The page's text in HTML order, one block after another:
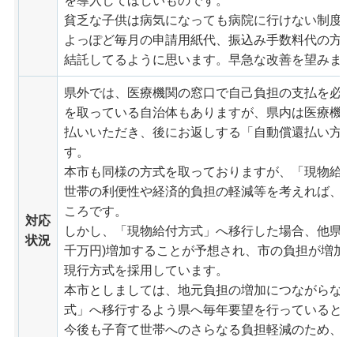
貧乏な子供は病気になっても病院に行けない制度
よっぽど毎月の申請用紙代、振込み手数料代の方
結託してるように思います。早急な改善を望みま
対応
状況
県外では、医療機関の窓口で自己負担の支払を必
を取っている自治体もありますが、県内は医療機
払いいただき、後にお返しする「自動償還払い方
す。
本市も同様の方式を取っておりますが、「現物給
世帯の利便性や経済的負担の軽減等を考えれば、
ころです。
しかし、「現物給付方式」へ移行した場合、他県
千万円)増加することが予想され、市の負担が増加
現行方式を採用しています。
本市としましては、地元負担の増加につながらな
式」へ移行するよう県へ毎年要望を行っていると
今後も子育て世帯へのさらなる負担軽減のため、